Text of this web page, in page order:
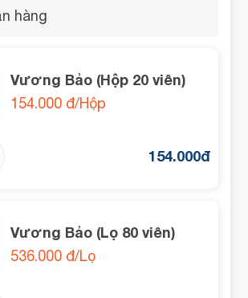
Vương Bảo (Hộp 20 viên)
154.000 đ/Hộp
154.000đ
Vương Bảo (Lọ 80 viên)
536.000 đ/Lọ